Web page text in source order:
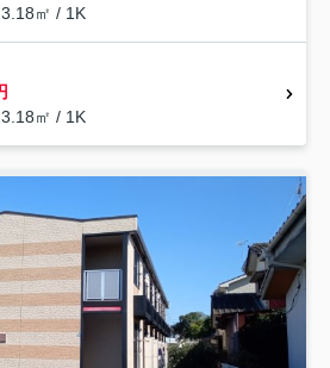
㎡ / 1K
㎡ / 1K